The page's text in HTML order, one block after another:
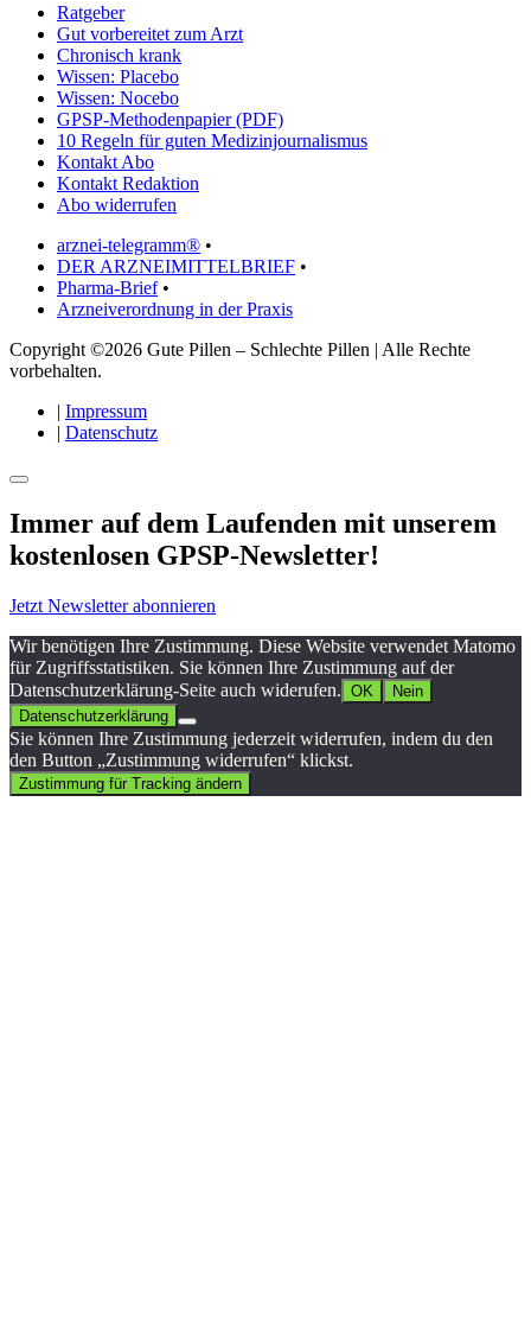
Ratgeber
Gut vorbereitet zum Arzt
Chronisch krank
Wissen: Placebo
Wissen: Nocebo
GPSP-Methodenpapier (PDF)
10 Regeln für guten Medizinjournalismus
Kontakt Abo
Kontakt Redaktion
Abo widerrufen
arznei-telegramm® •
DER ARZNEIMITTELBRIEF •
Pharma-Brief•
Arzneiverordnung in der Praxis
Copyright ©2026 Gute Pillen – Schlechte Pillen | Alle Rechte
vorbehalten.
| Impressum
| Datenschutz
Immer auf dem Laufenden mit unserem
kostenlosen GPSP-Newsletter!
Jetzt Newsletter abonnieren
Wir benötigen Ihre Zustimmung. Diese Website verwendet Matomo
für Zugriffsstatistiken. Sie können Ihre Zustimmung auf der
Datenschutzerklärung-Seite auch widerufen. OK
Nein
Datenschutzerklärung
Sie können Ihre Zustimmung jederzeit widerrufen, indem du den
den Button „Zustimmung widerrufen“ klickst.
Zustimmung für Tracking ändern